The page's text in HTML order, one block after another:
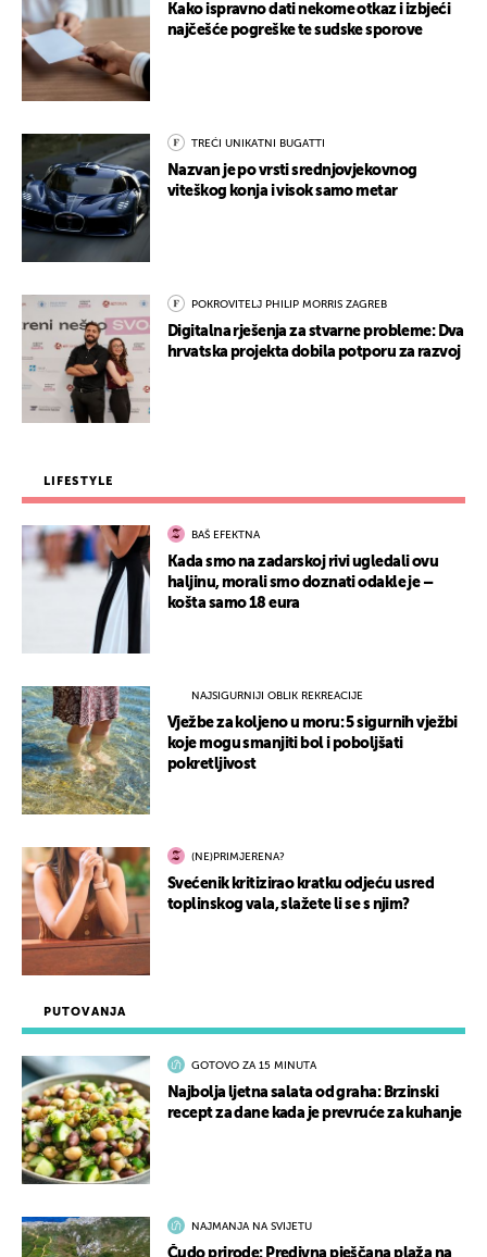
PUTOVANJA
GOTOVO ZA 15 MINUTA
Najbolja ljetna salata od graha: Brzinski
recept za dane kada je prevruće za kuhanje
NAJMANJA NA SVIJETU
Čudo prirode: Predivna pješčana plaža na
Kako ispravno dati nekome otkaz i izbjeći
najčešće pogreške te sudske sporove
TREĆI UNIKATNI BUGATTI
Nazvan je po vrsti srednjovjekovnog
viteškog konja i visok samo metar
POKROVITELJ PHILIP MORRIS ZAGREB
Digitalna rješenja za stvarne probleme: Dva
hrvatska projekta dobila potporu za razvoj
LIFESTYLE
BAŠ EFEKTNA
Kada smo na zadarskoj rivi ugledali ovu
haljinu, morali smo doznati odakle je –
košta samo 18 eura
NAJSIGURNIJI OBLIK REKREACIJE
Vježbe za koljeno u moru: 5 sigurnih vježbi
koje mogu smanjiti bol i poboljšati
pokretljivost
(NE)PRIMJERENA?
Svećenik kritizirao kratku odjeću usred
toplinskog vala, slažete li se s njim?